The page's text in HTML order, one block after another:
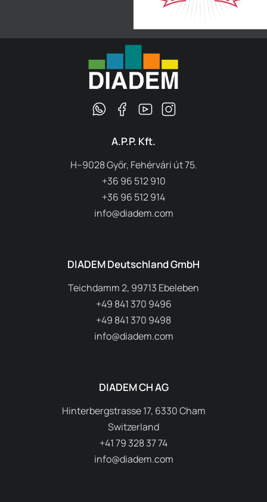
A.P.P. Kft.
H–9028 Győr, Fehérvári út 75.
+36 96 512 910
+36 96 512 914
info@diadem.com
DIADEM Deutschland GmbH
Teichdamm 2, 99713 Ebeleben
+49 841 370 9496
+49 841 370 9498
info@diadem.com
DIADEM CH AG
Hinterbergstrasse 17, 6330 Cham
Switzerland
+41 79 328 37 74
info@diadem.com